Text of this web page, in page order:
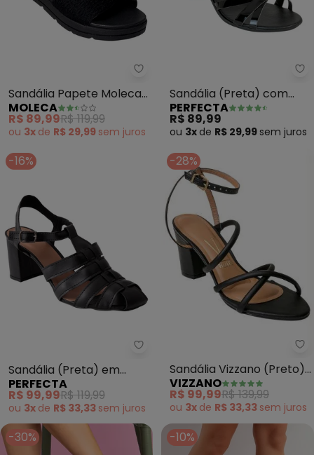
Moleca - Sandália Papete
Sandália Papete Moleca
(Preta) em Sintético
MOLECA
R$ 89,99R$ 119,99
ou 3x de R$ 29,99 sem juros
Sandália (Preta) com
Detalhe Dourado e Strass
PERFECTA
R$ 89,99
ou 3x de R$ 29,99 sem juros
-16%
Perfecta - Sandália (Preta) em
Sandália (Preta) em
Material Sintético
PERFECTA
R$ 99,99R$ 119,99
ou 3x de R$ 33,33 sem juros
-28%
Sandália Vizzano (Preto)
em Sintético
VIZZANO
R$ 99,99R$ 139,99
ou 3x de R$ 33,33 sem juros
-30% -10%